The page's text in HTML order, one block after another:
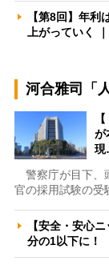
【第8回】年
上がっていく
河合雅司「
が
警察庁が目下、
官の採用試験の受
【安全・安心
分の1以下に